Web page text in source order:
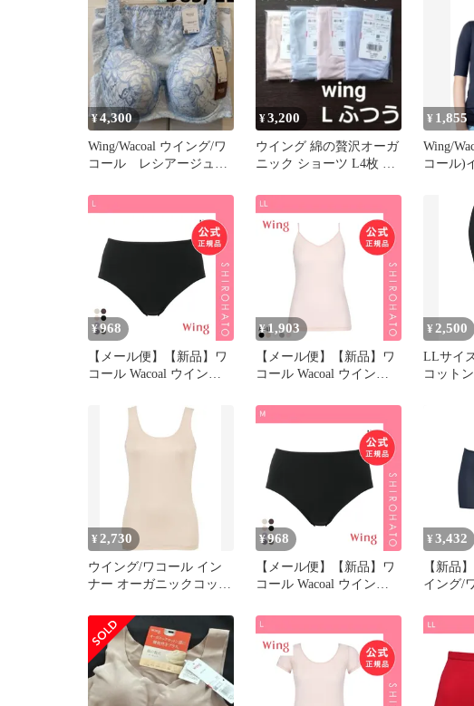
¥4,300
Wing/Wacoal ウイング/ワ
コール レシアージュ
¥3,200
ウイング 綿の贅沢オーガ
ニック ショーツ L4枚 ふ
¥ 1,855
Wing/
コール)
¥968
【メール便】【新品】ワ
コール Wacoal ウイング
ク ショーツ ML コットン
綿混 天然素材 なめらか
¥1,903
【メール便】【新品】ワ
コール Wacoal ウイング
ック キャミソール M L
LL 吸汗速乾 抗菌防臭
¥ 2,500
LLサイ
コット
¥ 2,730
ウイング/ワコール イン
ナー オーガニックコット
汗速乾 綿の贅沢オーガニ
ック 脇汗取り付き ノー
スリーブ EL1156 BE L
¥968
【メール便】【新品】ワ
コール Wacoal ウイング
ク ショーツ ML コットン
綿混 天然素材 なめらか
(M)
¥ 3,432
【新品
イング/
混素材
く薄く
オーガ
イプ】
ER1148